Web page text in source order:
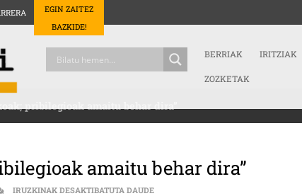
EGIN ZAITEZ
BAZKIDE!
BERRIAK IRITZIAK
ZOZKETAK
pribilegioak amaitu behar dira”
amaitu behar dira”
IRUZKINAK DESAKTIBATUTA DAUDE“MEDIKUAK EZ GARA JAINKOAK;